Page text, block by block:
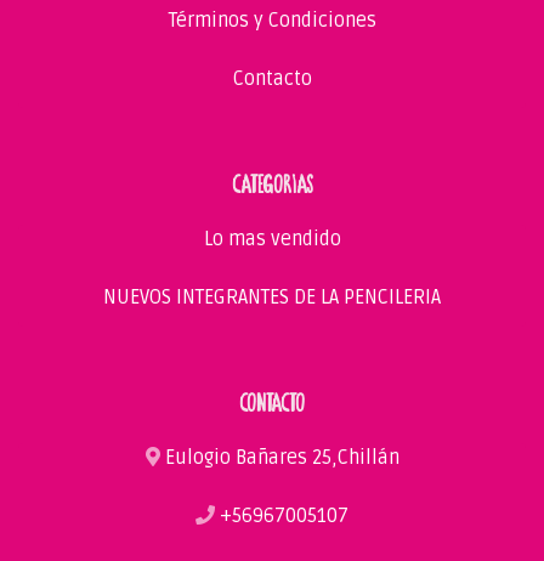
Términos y Condiciones
Contacto
CATEGORIAS
Lo mas vendido
NUEVOS INTEGRANTES DE LA PENCILERIA
CONTACTO
Eulogio Bañares 25,Chillán
+56967005107